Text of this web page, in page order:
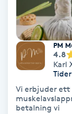
Hälsprickor
Idrottsmassage
IPL hårborttagning
PM
4.8
Karl
Vi erbjuder
betalning vi